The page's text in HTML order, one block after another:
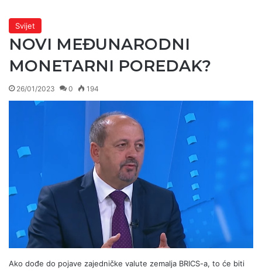
Svijet
NOVI MEĐUNARODNI
MONETARNI POREDAK?
26/01/2023 0 194
Ako dođe do pojave zajedničke valute zemalja BRICS-a, to će biti